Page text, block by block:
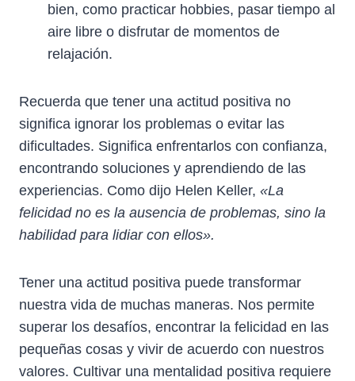
bien, como practicar hobbies, pasar tiempo al
aire libre o disfrutar de momentos de
relajación.
Recuerda que tener una actitud positiva no
significa ignorar los problemas o evitar las
dificultades. Significa enfrentarlos con confianza,
encontrando soluciones y aprendiendo de las
experiencias. Como dijo Helen Keller, «La
felicidad no es la ausencia de problemas, sino la
habilidad para lidiar con ellos».
Tener una actitud positiva puede transformar
nuestra vida de muchas maneras. Nos permite
superar los desafíos, encontrar la felicidad en las
pequeñas cosas y vivir de acuerdo con nuestros
valores. Cultivar una mentalidad positiva requiere